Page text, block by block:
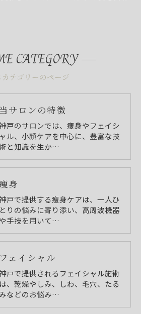
カテゴリーのページ
CATEGORY
当サロンの特徴
戸のサロンでは、痩身やフェイシ
ャル、小顔ケアを中心に、豊富な技
と知識を生か…
身
戸で提供する痩身ケアは、一人ひ
とりの悩みに寄り添い、高周波機器
や手技を用いて…
フェイシャル
戸で提供されるフェイシャル施術
は、乾燥やしみ、しわ、毛穴、たる
みなどのお悩み…